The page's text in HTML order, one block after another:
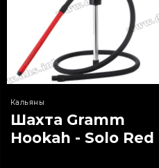
Кальяны
Шахта Gramm
Hookah - Solo Red